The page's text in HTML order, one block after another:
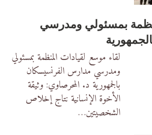
بمسئولي ومدرسي
لقاء موسع لقيادات المنظمة بمسئولي
ومدرسي مدارس الفرنسيسكان
بالجمهورية د. المحرصاوي: وثيقة
الأخوة الإنسانية نتاج إخلاص
الشخصيتين…